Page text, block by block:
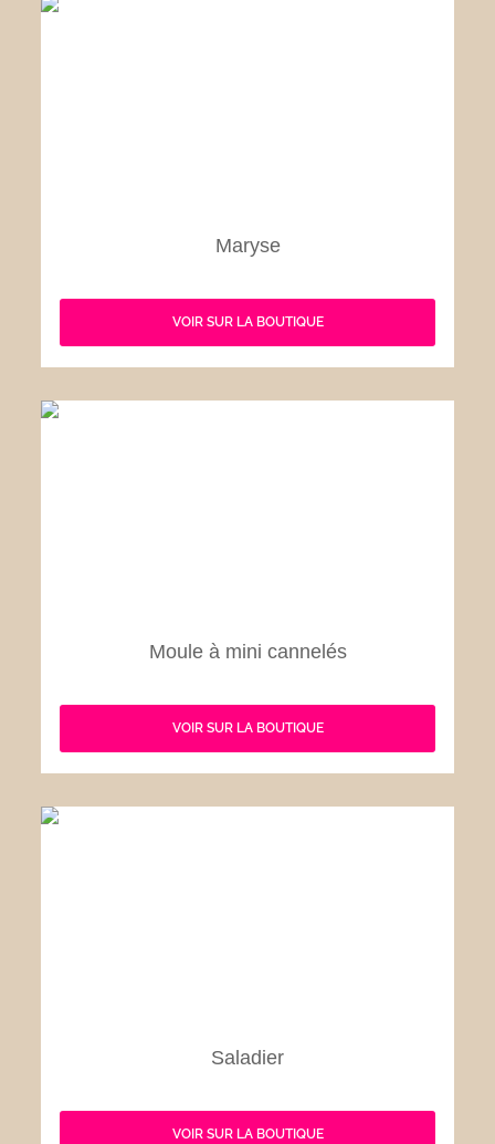
Maryse
VOIR SUR LA BOUTIQUE
Moule à mini cannelés
VOIR SUR LA BOUTIQUE
Saladier
VOIR SUR LA BOUTIQUE